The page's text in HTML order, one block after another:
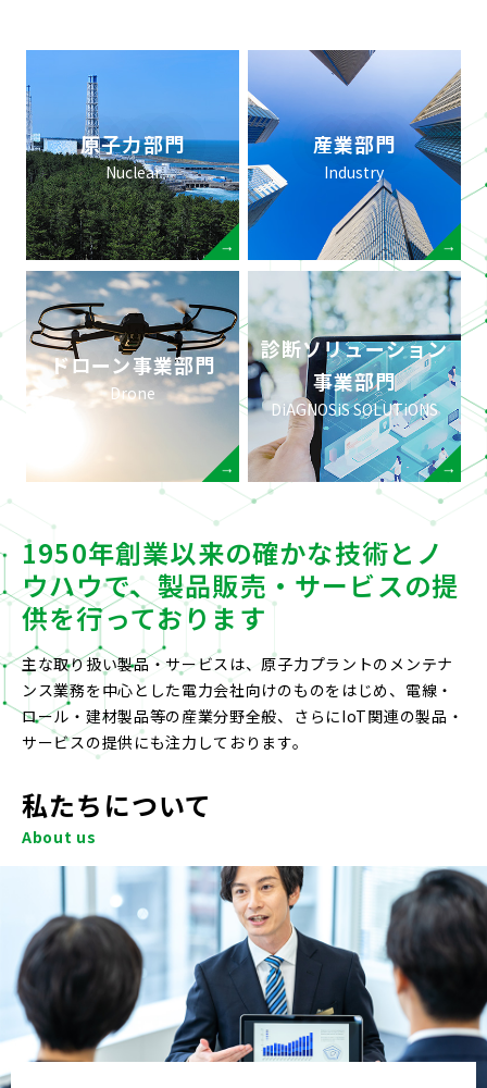
原子力部門
Nuclear
産業部門
Industry
ドローン事業部門
Drone
診断ソリューション
事業部門
DiAGNOSiS SOLUTiONS
1950年創業以来の確かな技術とノ
ウハウで、 製品販売・サービスの提
供を行っております
主な取り扱い製品・サービスは、原子力プラントのメンテナ
ンス業務を中心とした電力会社向けのものをはじめ、 電線・
ロール・建材製品等の産業分野全般、さらにIoT関連の製品・
サービスの提供にも注力しております。
私たちについて
About us